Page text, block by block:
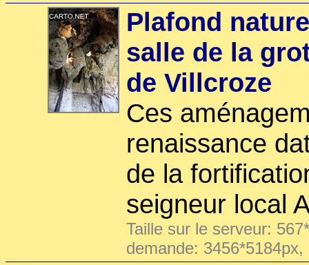
Plafond
salle de la
de Villcroze
Ces
renaissance
de la
seigneur local
Taille sur le serveur:
demande: